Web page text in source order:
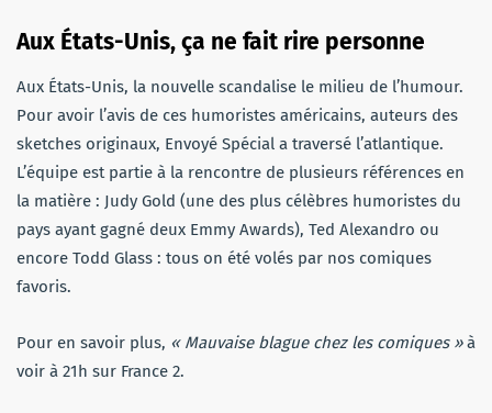
Aux États-Unis, ça ne fait rire personne
Aux États-Unis, la nouvelle scandalise le milieu de l’humour.
Pour avoir l’avis de ces humoristes américains, auteurs des
sketches originaux, Envoyé Spécial a traversé l’atlantique.
L’équipe est partie à la rencontre de plusieurs références en
la matière : Judy Gold (une des plus célèbres humoristes du
pays ayant gagné deux Emmy Awards), Ted Alexandro ou
encore Todd Glass : tous on été volés par nos comiques
favoris.
Pour en savoir plus, « Mauvaise blague chez les comiques »à
voir à 21h sur France 2.